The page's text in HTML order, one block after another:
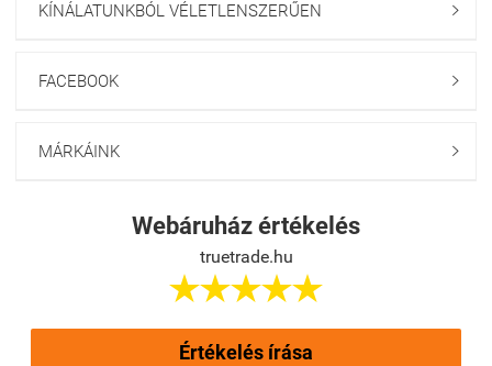
KÍNÁLATUNKBÓL VÉLETLENSZERŰEN 
FACEBOOK 
MÁRKÁINK 
Webáruház értékelés
truetrade.hu

Értékelés írása